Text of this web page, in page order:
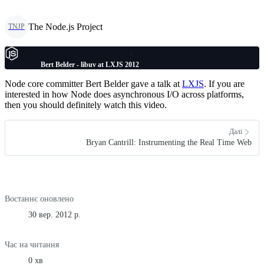
TNJP The Node.js Project
Bert Belder - libuv at LXJS 2012
Node core committer Bert Belder gave a talk at LXJS. If you are
interested in how Node does asynchronous I/O across platforms,
then you should definitely watch this video.
Далі
Bryan Cantrill: Instrumenting the Real Time Web
Востаннє оновлено
30 вер. 2012 р.
Час на читання
0 хв